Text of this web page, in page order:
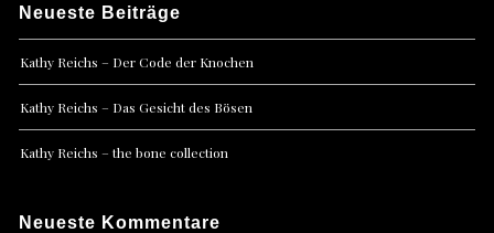
Neueste Beiträge
Kathy Reichs – Der Code der Knochen
Kathy Reichs – Das Gesicht des Bösen
Kathy Reichs – the bone collection
Neueste Kommentare